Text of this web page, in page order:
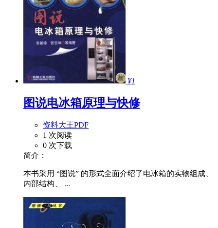
¥1
图说电冰箱原理与快修
资料大王PDF
1 次阅读
0 次下载
简介：
本书采用 “图说” 的形式全面介绍了电冰箱的实物组成、
内部结构、 ...